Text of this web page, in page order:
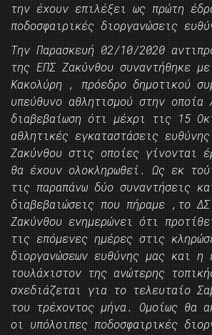
την έχουν επιλέξει ως πρώτη
ποδοσφαιρικές διοργανώσεις
Την Παρασκευή 02/10/2020
της ΕΠΣ Ζακύνθου συναντήθηκε
Κακολύρη , πρόεδρο δημοτικού
υπεύθυνο αθλητισμού στην οποία
διαβεβαίωση ότι μέχρι τις 15
αθλητικές εγκαταστάσεις
Ζακύνθου στις οποίες γίνονται
θα έχουν ολοκληρωθεί. Ως εκ
τις παραπάνω δύο συναντήσεις
διαβεβαιώσεις που πήραμε ,το
Ζακύνθου ενημερώνει ότι
τις επόμενες ημέρες στις
διοργανώσεων ευθύνης μας και η
τουλάχιστον της ανώτερης
σχεδιάζεται για το τελευταίο
του τρέχοντος μήνα. Ομοίως θα
οι υπόλοιπες ποδοσφαιρικές